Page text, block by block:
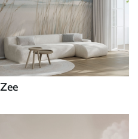
Zee